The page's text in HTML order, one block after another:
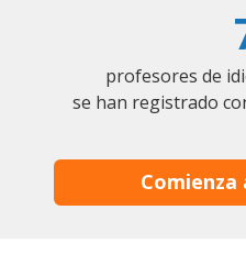
profesores de
se han registrado
Comienza